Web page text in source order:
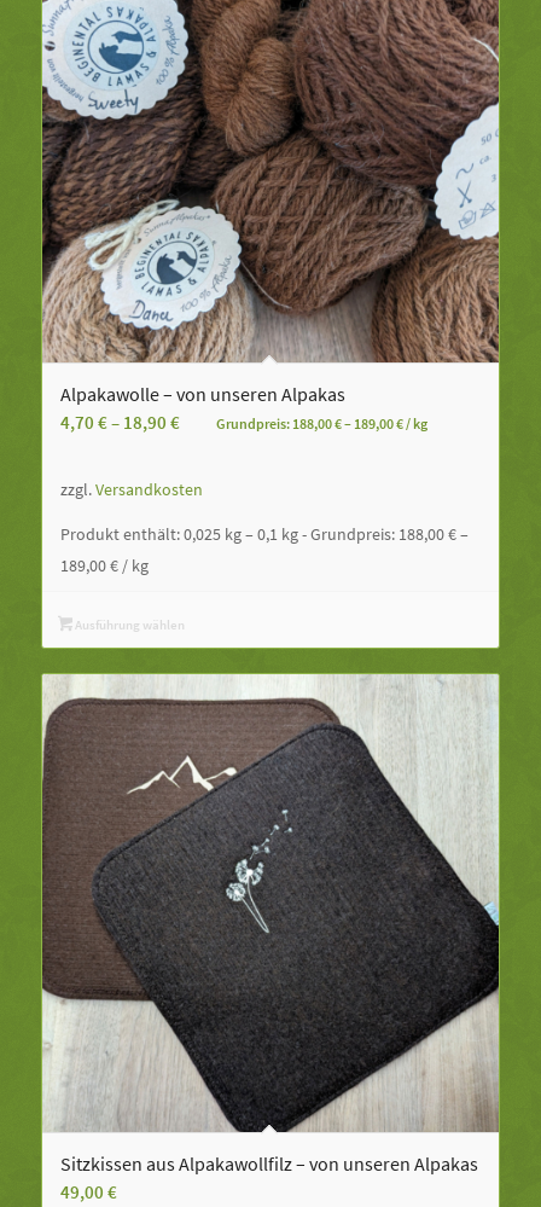
Alpakawolle – von unseren Alpakas
4,70 €– 18,90 € Grundpreis: 188,00€– 189,00€/kg
zzgl.Versandkosten
Produkt enthält: 0,025 kg– 0,1 kg- Grundpreis: 188,00€–
189,00€/ kg
Ausführung wählen
Sitzkissen aus Alpakawollfilz – von unseren Alpakas
49,00 €